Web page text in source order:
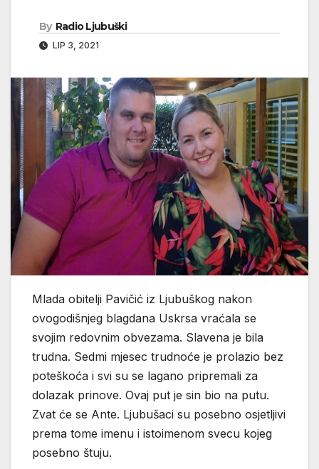
By Radio Ljubuški
LIP 3, 2021
Mlada obitelji Pavičić iz Ljubuškog nakon
ovogodišnjeg blagdana Uskrsa vraćala se
svojim redovnim obvezama. Slavena je bila
trudna. Sedmi mjesec trudnoće je prolazio bez
poteškoća i svi su se lagano pripremali za
dolazak prinove. Ovaj put je sin bio na putu.
Zvat će se Ante. Ljubušaci su posebno osjetljivi
prema tome imenu i istoimenom svecu kojeg
posebno štuju.